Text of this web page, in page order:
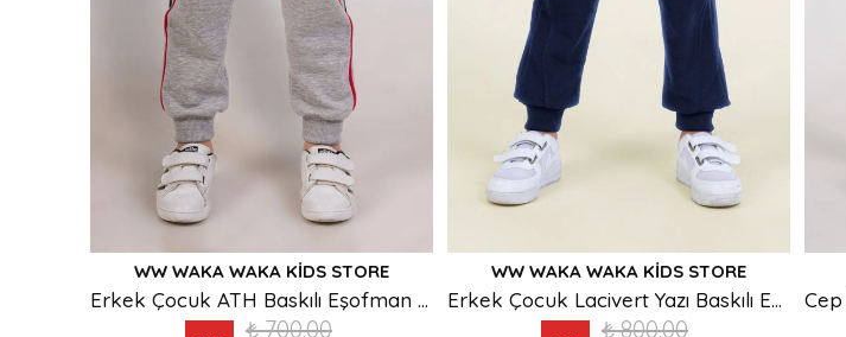
WW WAKA WAKA KIDS STORE
Erkek Çocuk ATH Baskılı Eşofman Altı – Gri ve Lacivert Renk
₺ 700.00
WW WAKA WAKA KIDS STORE
Erkek Çocuk Lacivert Yazı Baskılı Eşofman Altı
₺ 800.00